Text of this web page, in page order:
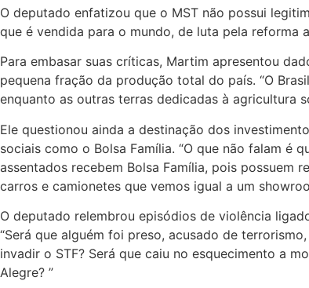
O deputado enfatizou que o MST não possui
que é vendida para o mundo, de luta pela reforma
Para embasar suas críticas, Martim apresentou
pequena fração da produção total do país. “O
enquanto as outras terras dedicadas à agricultura
Ele questionou ainda a destinação dos
sociais como o Bolsa Família. “O que não falam é
assentados recebem Bolsa Família, pois possuem
carros e camionetes que vemos igual a um
O deputado relembrou episódios de violência
“Será que alguém foi preso, acusado de
invadir o STF? Será que caiu no esquecimento a
Alegre? ”